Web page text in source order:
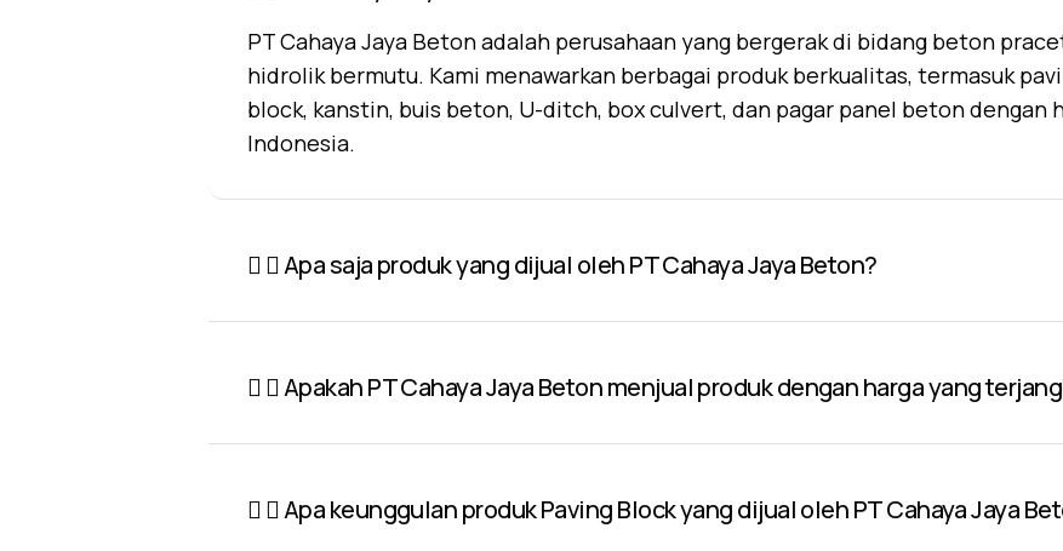
PT Cahaya Jaya Beton adalah perusahaan yang bergerak di bidang beton
hidrolik bermutu. Kami menawarkan berbagai produk berkualitas, termasuk
block, kanstin, buis beton, U-ditch, box culvert, dan pagar panel beton dengan
Indonesia.
Apa saja produk yang dijual oleh PT Cahaya Jaya Beton?
Apakah PT Cahaya Jaya Beton menjual produk dengan harga yang
Apa keunggulan produk Paving Block yang dijual oleh PT Cahaya Jaya